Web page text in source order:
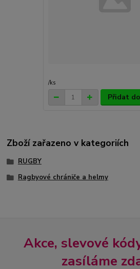
/ks
Přidat
Zboží zařazeno v kategoriích
RUGBY
Ragbyové chrániče a helmy
Akce, slevové
zasíláme